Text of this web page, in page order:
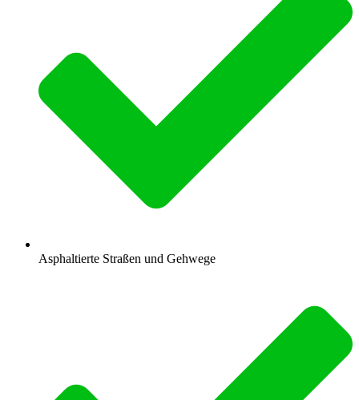
Asphaltierte Straßen und Gehwege